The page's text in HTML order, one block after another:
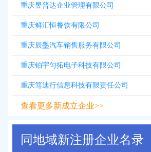
重庆昱普达企业管理有限公司
重庆鲜汇恒餐饮有限公司
重庆辰墨汽车销售服务有限公司
重庆铂宇匀拓电子科技有限公司
重庆笃迪行信息科技有限责任公司
查看更多新成立企业>>
同地域新注册企业名录